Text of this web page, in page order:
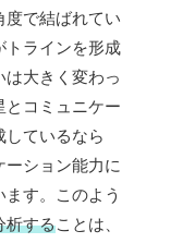
度で結ばれてい
トラインを形成
は大きく変わっ
とコミュニケー
しているなら
ション能力に
す。このよう
析することは、